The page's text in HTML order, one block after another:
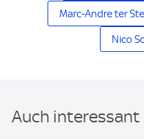
Marc-Andre ter
Nico
Auch interessant